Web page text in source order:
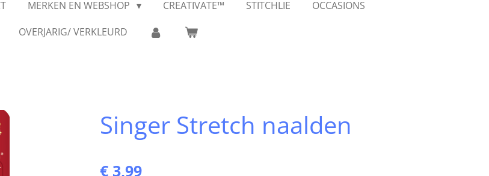
MERKEN EN WEBSHOP CREATIVATE™ STITCHLIE
OCCASIONS
OVERJARIG/ VERKLEURD
Singer Stretch naalden
€ 3,99